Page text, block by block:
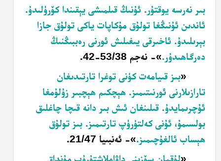
بىر نەرسە يوقتۇر. ئۇنىڭ قىلمىشى يېقىندا كۆرۈلىدۇ.
ئاندىن ئۇنىڭغا تولۇق مۇكاپات ياكى تولۇق جازا
بېرىلىدۇ. ئاخىرقى يىغىلىش ئورنى رەببىڭنىڭ
دەرگاھىدۇر.»- نەجم 53/38-42.
«بىز قىيامەت كۈنى توغرا تارتىدىغان
تارازىلارنى ئورنىتىمىز. ھېچكىم ھېچبىر زۇلۇمغا
ئۇچرىمايدۇ. قىلىنغان ئىش بىر دانە قىچا چاغلىق
بولسىمۇ، ئۇنى كەلتۈرۈپ تارتىمىز. بىز تولۇق
ھېساب ئالغۇچىمىز.»- ئەنبىيا 21/47.
«لۇقمان سۆزىنى داۋاملاشتۇرۇپ مۇنداق